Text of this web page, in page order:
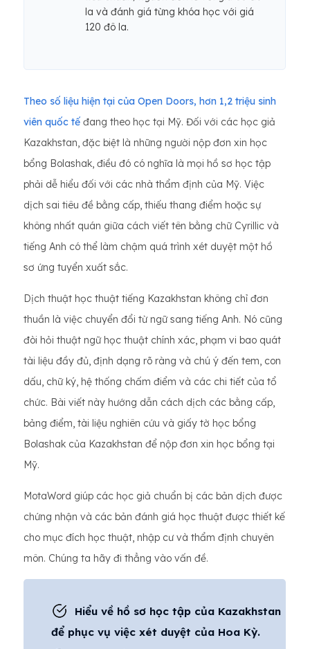
la và đánh giá từng khóa học với giá
120 đô la.
Theo số liệu hiện tại của Open Doors, hơn 1,2 triệu sinh
viên quốc tế đang theo học tại Mỹ. Đối với các học giả
Kazakhstan, đặc biệt là những người nộp đơn xin học
bổng Bolashak, điều đó có nghĩa là mọi hồ sơ học tập
phải dễ hiểu đối với các nhà thẩm định của Mỹ. Việc
dịch sai tiêu đề bằng cấp, thiếu thang điểm hoặc sự
không nhất quán giữa cách viết tên bằng chữ Cyrillic và
tiếng Anh có thể làm chậm quá trình xét duyệt một hồ
sơ ứng tuyển xuất sắc.
Dịch thuật học thuật tiếng Kazakhstan không chỉ đơn
thuần là việc chuyển đổi từ ngữ sang tiếng Anh. Nó cũng
đòi hỏi thuật ngữ học thuật chính xác, phạm vi bao quát
tài liệu đầy đủ, định dạng rõ ràng và chú ý đến tem, con
dấu, chữ ký, hệ thống chấm điểm và các chi tiết của tổ
chức. Bài viết này hướng dẫn cách dịch các bằng cấp,
bảng điểm, tài liệu nghiên cứu và giấy tờ học bổng
Bolashak của Kazakhstan để nộp đơn xin học bổng tại
Mỹ.
MotaWord giúp các học giả chuẩn bị các bản dịch được
chứng nhận và các bản đánh giá học thuật được thiết kế
cho mục đích học thuật, nhập cư và thẩm định chuyên
môn. Chúng ta hãy đi thẳng vào vấn đề.
Hiểu về hồ sơ học tập của Kazakhstan
để phục vụ việc xét duyệt của Hoa Kỳ.